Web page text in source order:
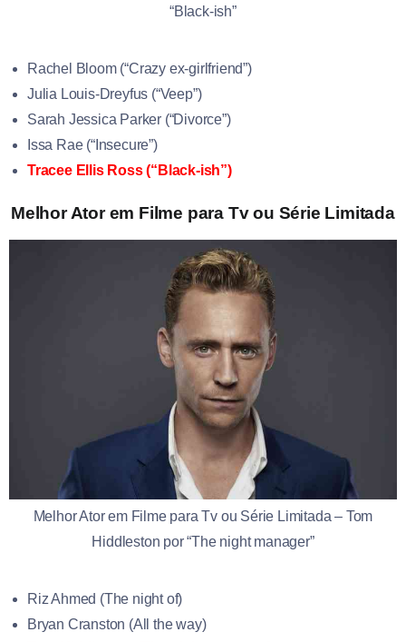
“Black-ish”
Rachel Bloom (“Crazy ex-girlfriend”)
Julia Louis-Dreyfus (“Veep”)
Sarah Jessica Parker (“Divorce”)
Issa Rae (“Insecure”)
Tracee Ellis Ross (“Black-ish”)
Melhor Ator em Filme para Tv ou Série Limitada
Melhor Ator em Filme para Tv ou Série Limitada – Tom
Hiddleston por “The night manager”
Riz Ahmed (The night of)
Bryan Cranston (All the way)